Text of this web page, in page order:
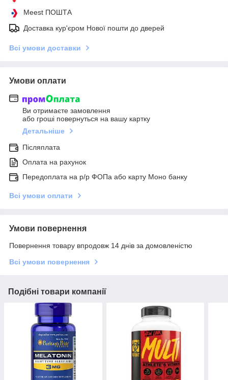
Meest ПОШТА
Доставка кур'єром Нової пошти до дверей
Всі умови доставки
Умови оплати
Ви отримаєте замовлення
або гроші повернуться на вашу картку
Детальніше
Післяплата
Оплата на рахунок
Передоплата на р/р ФОПа або карту Моно банку
Всі умови оплати
Умови повернення
Повернення товару впродовж 14 днів за домовленістю
Всі умови повернення
Подібні товари компанії